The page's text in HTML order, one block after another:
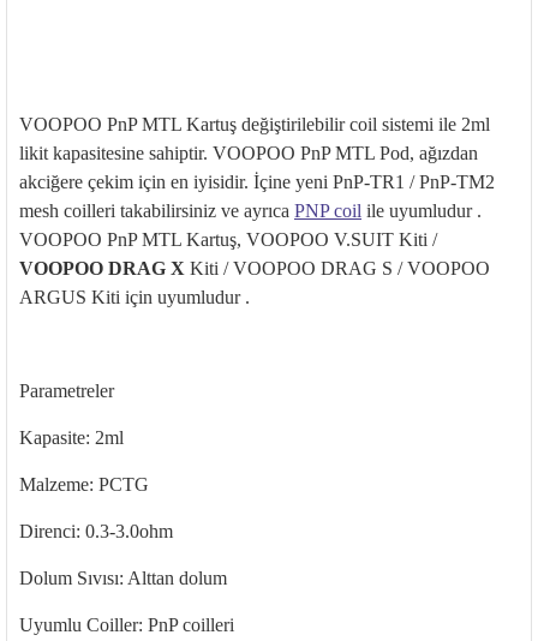
VOOPOO PnPMTL Kartuş değiştirilebilir coil sistemi ile 2ml
likit kapasitesine sahiptir. VOOPOO PnPMTL Pod, ağızdan
akciğere çekim için en iyisidir. İçine yeni PnP-TR1 / PnP-TM2
mesh coilleri takabilirsiniz ve ayrıca PNP coil ile uyumludur .
VOOPOO PnP MTL Kartuş, VOOPOO V.SUIT Kiti /
VOOPOO DRAG X Kiti / VOOPOO DRAG S / VOOPOO
ARGUS Kiti için uyumludur .
Parametreler
Kapasite: 2ml
Malzeme: PCTG
Direnci: 0.3-3.0ohm
Dolum Sıvısı: Alttan dolum
Uyumlu Coiller: PnP coilleri